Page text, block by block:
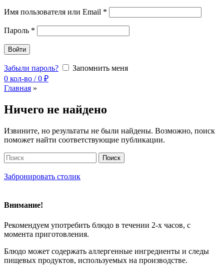
Имя пользователя или Email *
Пароль *
Войти
Забыли пароль?
Запомнить меня
0 кол-во / 0 ₽
Главная »
Ничего не найдено
Извините, но результаты не были найдены. Возможно, поиск
поможет найти соответствующие публикации.
Поиск
Забронировать столик
Внимание!
Рекомендуем употребить блюдо в течении 2-х часов, с
момента приготовления.
Блюдо может содержать аллергенные ингредиенты и следы
пищевых продуктов, используемых на производстве.